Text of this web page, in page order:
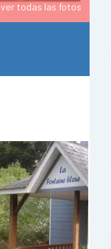
ver todas las fotos